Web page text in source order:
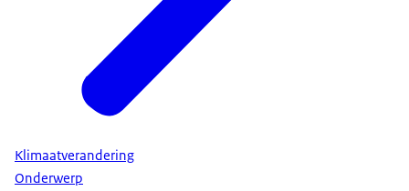
Klimaatverandering
Onderwerp